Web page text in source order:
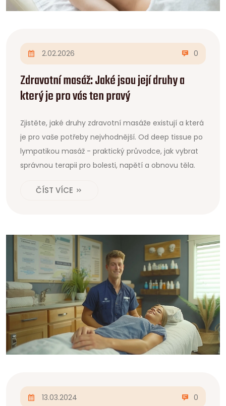
2.02.2026 0
Zdravotní masáž: Jaké jsou její druhy a
který je pro vás ten pravý
Zjistěte, jaké druhy zdravotní masáže existují a která
je pro vaše potřeby nejvhodnější. Od deep tissue po
lympatikou masáž - praktický průvodce, jak vybrat
správnou terapii pro bolesti, napětí a obnovu těla.
ČÍST VÍCE
13.03.2024 0